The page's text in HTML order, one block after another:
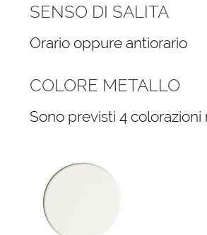
SENSO DI SALITA
Orario oppure antiorario
COLORE METALLO
Sono previsti 4